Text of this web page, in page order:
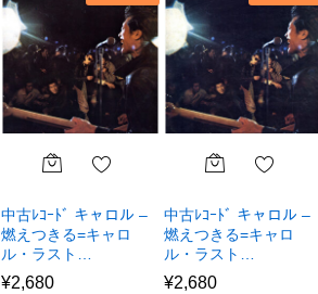
中古ﾚｺｰﾄﾞ キャロル –
燃えつきる=キャロ
ル・ラスト…
¥2,680
中古ﾚｺｰﾄﾞ キャロル –
燃えつきる=キャロ
ル・ラスト…
¥2,680